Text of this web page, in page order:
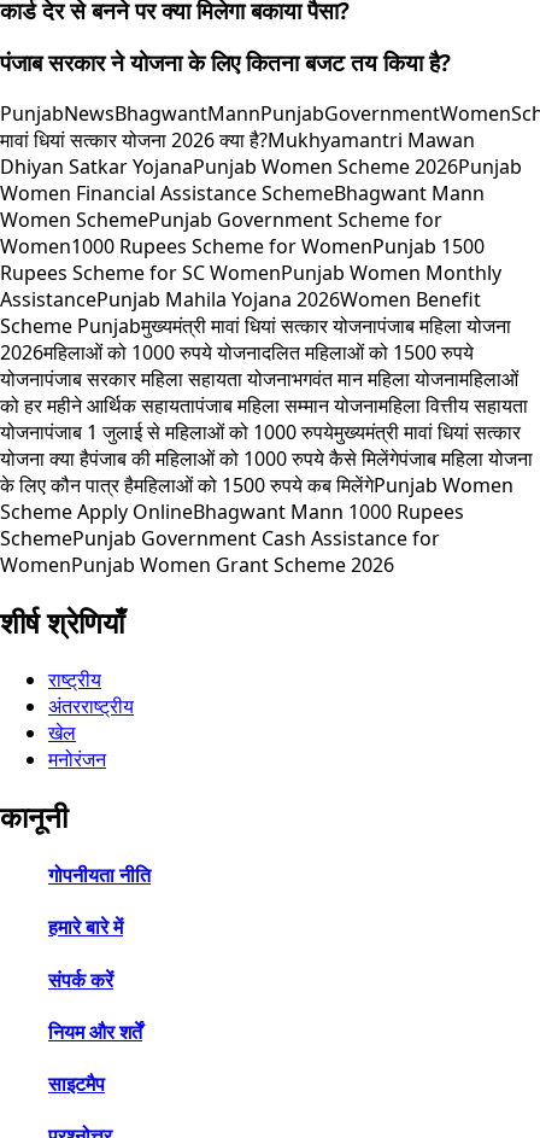
कार्ड देर से बनने पर क्या मिलेगा बकाया पैसा?
पंजाब सरकार ने योजना के लिए कितना बजट तय किया है?
PunjabNewsBhagwantMannPunjabGovernment
मावां धियां सत्कार योजना 2026 क्या है?Mukhyamantri Mawan
Dhiyan Satkar YojanaPunjab Women Scheme 2026Punjab
Women Financial Assistance SchemeBhagwant Mann
Women SchemePunjab Government Scheme for
Women1000 Rupees Scheme for WomenPunjab 1500
Rupees Scheme for SC WomenPunjab Women Monthly
AssistancePunjab Mahila Yojana 2026Women Benefit
Scheme Punjabमुख्यमंत्री मावां धियां सत्कार योजनापंजाब महिला योजना
2026महिलाओं को 1000 रुपये योजनादलित महिलाओं को 1500 रुपये
योजनापंजाब सरकार महिला सहायता योजनाभगवंत मान महिला योजनामहिलाओं
को हर महीने आर्थिक सहायतापंजाब महिला सम्मान योजनामहिला वित्तीय सहायता
योजनापंजाब 1 जुलाई से महिलाओं को 1000 रुपयेमुख्यमंत्री मावां धियां सत्कार
योजना क्या हैपंजाब की महिलाओं को 1000 रुपये कैसे मिलेंगेपंजाब महिला योजना
के लिए कौन पात्र हैमहिलाओं को 1500 रुपये कब मिलेंगेPunjab Women
Scheme Apply OnlineBhagwant Mann 1000 Rupees
SchemePunjab Government Cash Assistance for
WomenPunjab Women Grant Scheme 2026
शीर्ष श्रेणियाँ
राष्ट्रीय
अंतरराष्ट्रीय
खेल
मनोरंजन
कानूनी
गोपनीयता नीति
हमारे बारे में
संपर्क करें
नियम और शर्तें
साइटमैप